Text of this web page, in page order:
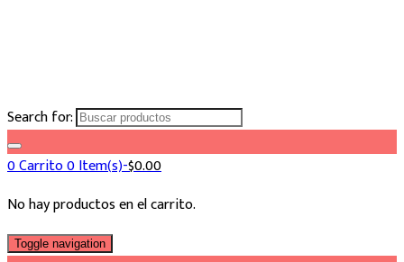
Search for:
0Carrito0 Item(s)-$0.00
No hay productos en el carrito.
Toggle navigation